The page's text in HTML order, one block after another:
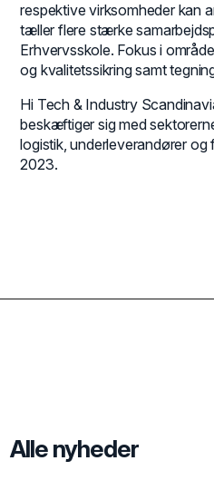
respektive virksomheder kan
tæller flere stærke
Erhvervsskole. Fokus i
og kvalitetssikring samt
Hi Tech & Industry
beskæftiger sig med
logistik, underleverandører
2023.
Alle nyheder